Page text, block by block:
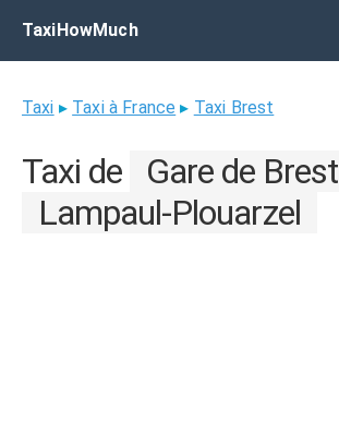
TaxiHowMuch
Taxi ▸ Taxi à France ▸ Taxi Brest
Taxi de Gare de Brest
Lampaul-Plouarzel